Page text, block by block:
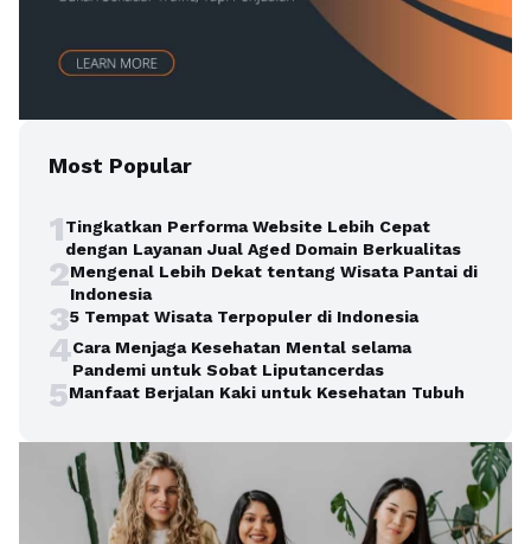
Most Popular
1Tingkatkan Performa Website Lebih Cepat
dengan Layanan Jual Aged Domain Berkualitas
2Mengenal Lebih Dekat tentang Wisata Pantai di
Indonesia
35 Tempat Wisata Terpopuler di Indonesia
4Cara Menjaga Kesehatan Mental selama
Pandemi untuk Sobat Liputancerdas
5Manfaat Berjalan Kaki untuk Kesehatan Tubuh